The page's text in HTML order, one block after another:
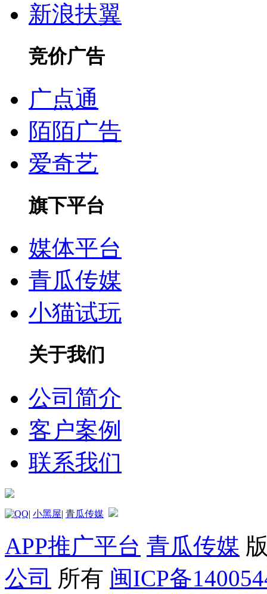
新浪扶翼
竞价广告
广点通
陌陌广告
爱奇艺
旗下平台
媒体平台
青瓜传媒
小猫试玩
关于我们
公司简介
客户案例
联系我们
| 小黑屋| 青瓜传媒
APP推广平台 青瓜传媒
公司 所有 闽ICP备